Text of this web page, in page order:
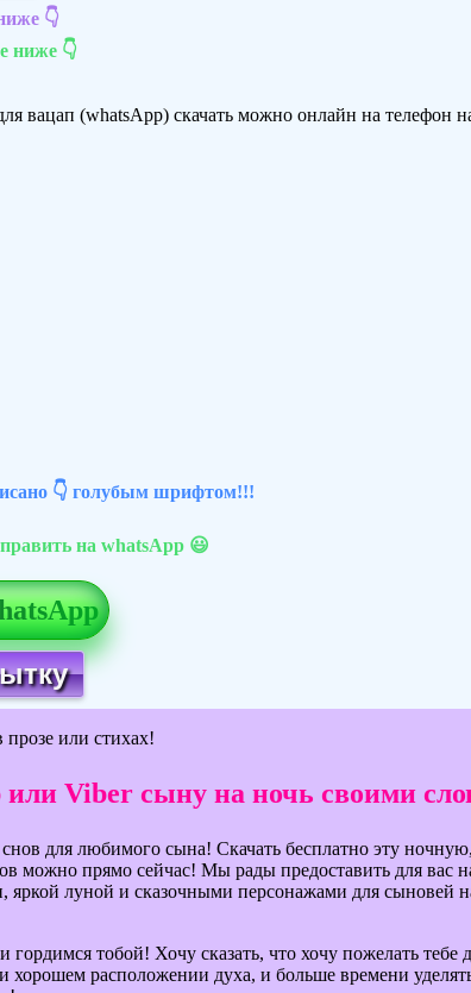
👇
ниже 👇
(whatsApp) скачать можно онлайн на телефон
👇 голубым шрифтом!!!
на whatsApp 😃
или стихах!
или Viber сыну на ночь своими
для любимого сына! Скачать бесплатно эту
можно прямо сейчас! Мы рады предоставить для вас
луной и сказочными персонажами для сыновей
тобой! Хочу сказать, что хочу пожелать тебе
расположении духа, и больше времени